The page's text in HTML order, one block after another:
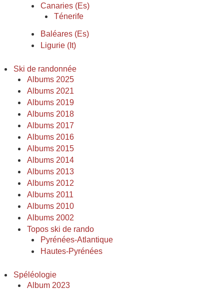
Canaries (Es)
Ténerife
Baléares (Es)
Ligurie (It)
Ski de randonnée
Albums 2025
Albums 2021
Albums 2019
Albums 2018
Albums 2017
Albums 2016
Albums 2015
Albums 2014
Albums 2013
Albums 2012
Albums 2011
Albums 2010
Albums 2002
Topos ski de rando
Pyrénées-Atlantique
Hautes-Pyrénées
Spéléologie
Album 2023